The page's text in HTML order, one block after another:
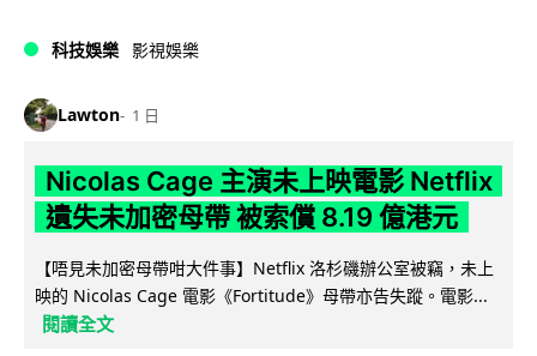
科技娛樂 影視娛樂
Lawton 1 日
Nicolas Cage 主演未上映電影 Netflix
遺失未加密母帶 被索償 8.19 億港元
【唔見未加密母帶咁大件事】Netflix 洛杉磯辦公室被竊，未上
映的 Nicolas Cage 電影《Fortitude》母帶亦告失蹤。電影...
閱讀全文